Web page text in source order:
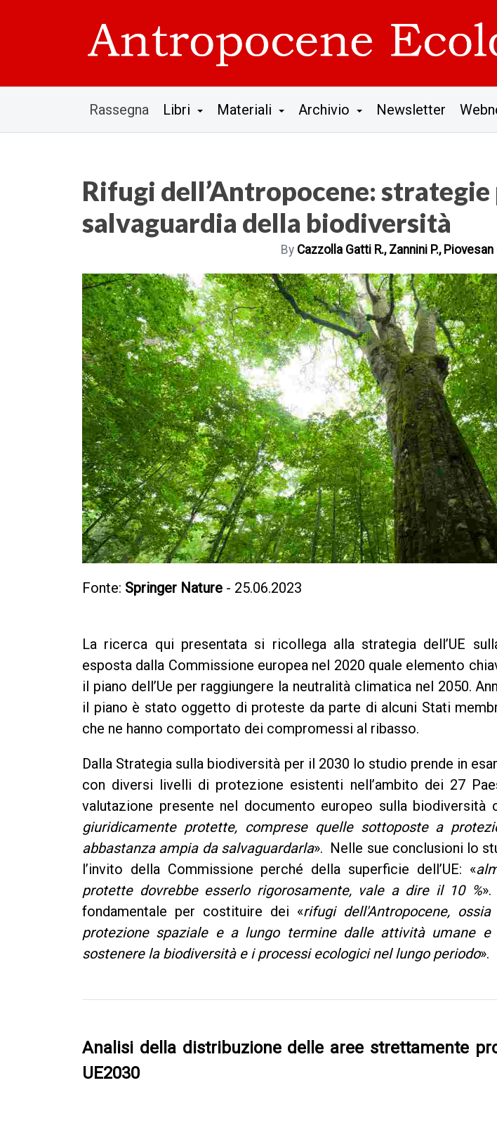
Rassegna Libri Materiali Archivio Newsletter
Rifugi dell’Antropocene: strategie
salvaguardia della biodiversità
By Cazzolla Gatti R., Zannini P., Piovesan
Fonte: Springer Nature - 25.06.2023
La ricerca qui presentata si ricollega alla strategia dell’UE
esposta dalla Commissione europea nel 2020 quale elemento
il piano dell’Ue per raggiungere la neutralità climatica nel 2050.
il piano è stato oggetto di proteste da parte di alcuni Stati
che ne hanno comportato dei compromessi al ribasso.
Dalla Strategia sulla biodiversità per il 2030 lo studio prende in
con diversi livelli di protezione esistenti nell’ambito dei 27
valutazione presente nel documento europeo sulla biodiversità
giuridicamente protette, comprese quelle sottoposte a
abbastanza ampia da salvaguardarla». Nelle sue conclusioni lo
l’invito della Commissione perché della superficie dell’UE: «
protette dovrebbe esserlo rigorosamente, vale a dire il 10 %
fondamentale per costituire dei «rifugi dell'Antropocene,
protezione spaziale e a lungo termine dalle attività umane e
sostenere la biodiversità e i processi ecologici nel lungo periodo».
Analisi della distribuzione delle aree strettamente
UE2030